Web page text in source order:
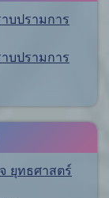
บปรามการ
บปรามการ
ยุทธศาสตร์